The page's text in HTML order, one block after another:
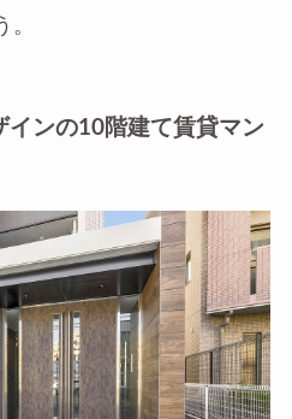
。
インの10階建て賃貸マン